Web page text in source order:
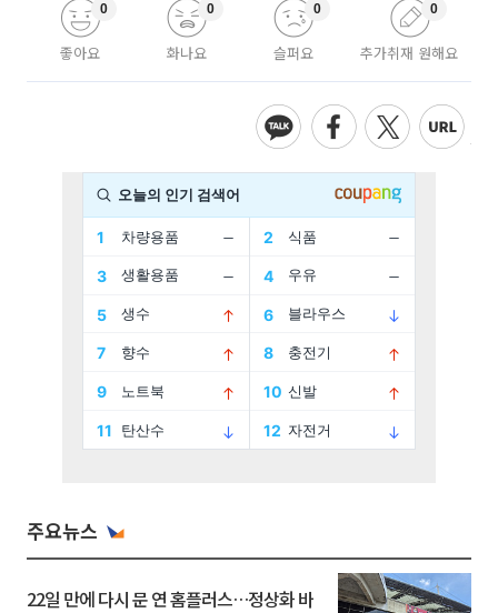
좋아요
0
화나요
0
슬퍼요
0
추가취재 원해요
0
주요뉴스
22일 만에 다시 문 연 홈플러스…정상화 바